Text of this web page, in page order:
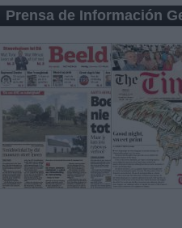
Prensa de Información